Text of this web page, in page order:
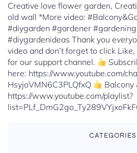
Creative love flower garden,
old wall *More video:
#diygarden #gardener
#diygardenideas Thank you
video and don’t forget to click
for our support channel.
here: https://www.youtube.com/
HsyjoVMN6C3PLQfxQ
Balcony
https://www.youtube.com/playlist?